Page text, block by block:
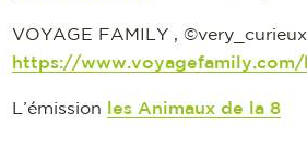
VOYAGE FAMILY ,
https://
L’émission les Animaux de la 8